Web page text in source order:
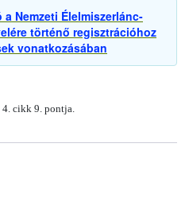
Nemzeti Élelmiszerlánc-
történő regisztrációhoz
vonatkozásában
4. cikk 9. pontja.